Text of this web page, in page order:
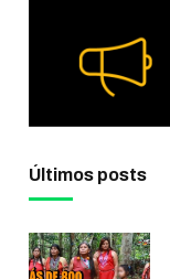
Últimos posts